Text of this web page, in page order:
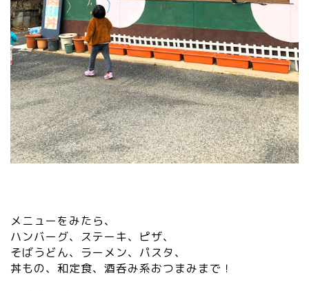
メニューをみたら、
ハンバーグ、ステーキ、ピザ、
そばうどん、ラーメン、パスタ、
丼もの、和定食、酒呑み系おつまみまで！